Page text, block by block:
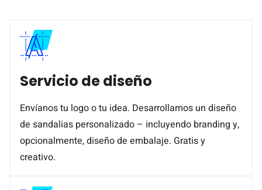
Servicio de diseño
Envíanos tu logo o tu idea. Desarrollamos un diseño
de sandalias personalizado – incluyendo branding y,
opcionalmente, diseño de embalaje. Gratis y
creativo.